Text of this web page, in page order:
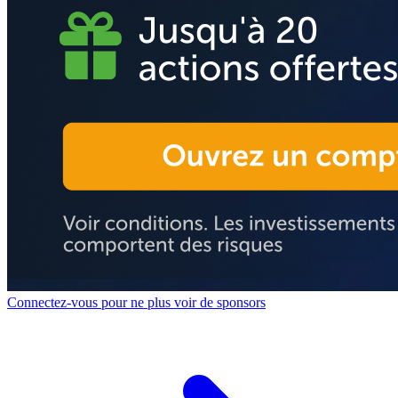
Connectez-vous pour ne plus voir de sponsors